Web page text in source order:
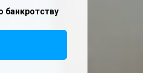
банкротству